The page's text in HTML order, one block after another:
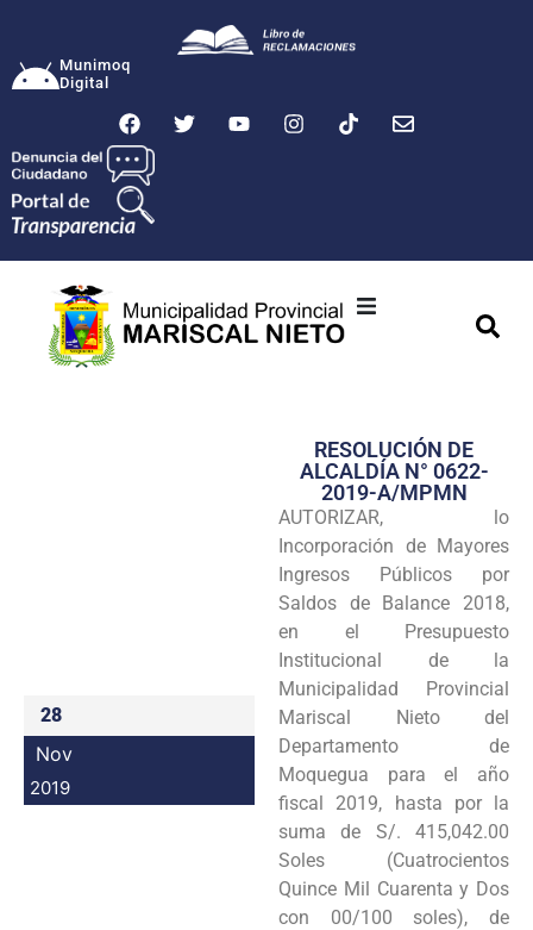
Munimoq
Digital
Transparencia
Seguridad
Programas
Intranet
28
Nov
2019
RESOLUCIÓN DE
ALCALDÍA N° 0622-
2019-A/MPMN
AUTORIZAR, lo
Incorporación de Mayores
Ingresos Públicos por
Saldos de Balance 2018,
en el Presupuesto
Institucional de la
Municipalidad Provincial
Mariscal Nieto del
Departamento de
Moquegua para el año
fiscal 2019, hasta por la
suma de S/. 415,042.00
Soles (Cuatrocientos
Quince Mil Cuarenta y Dos
con 00/100 soles), de